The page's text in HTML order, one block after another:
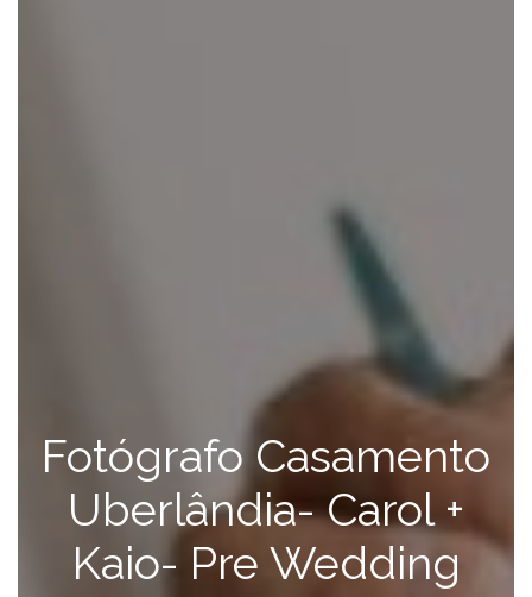
Fotógrafo Casamento
Uberlândia- Carol +
Kaio- Pre Wedding